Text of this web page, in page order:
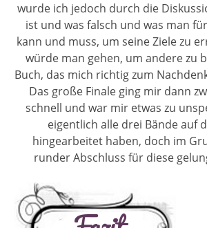
wurde ich jedoch durch die
ist und was falsch und was man
kann und muss, um seine Ziele zu
würde man gehen, um andere zu
Buch, das mich richtig zum
Das große Finale ging mir dann
schnell und war mir etwas zu
eigentlich alle drei Bände auf
hingearbeitet haben, doch im
runder Abschluss für diese